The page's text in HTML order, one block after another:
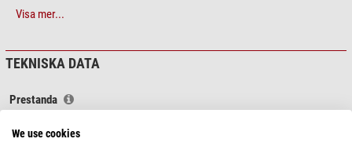
fokalförlängarna är klart överlägsna konventionella barlowlinser.
Visa mer...
TEKNISKA DATA
Prestanda
Adapter (på teleskopsidan)
We use cookies